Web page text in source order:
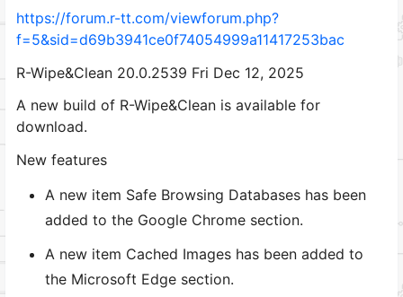
https://forum.r-tt.com/viewforum.php?
f=5&sid=d69b3941ce0f74054999a11417253bac
R-Wipe&Clean 20.0.2539 Fri Dec 12, 2025
A new build of R-Wipe&Clean is available for
download.
New features
A new item Safe Browsing Databases has been
added to the Google Chrome section.
A new item Cached Images has been added to
the Microsoft Edge section.